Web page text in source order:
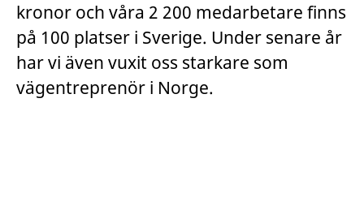
kronor och våra 2 200 medarbetare finns
på 100 platser i Sverige. Under senare år
har vi även vuxit oss starkare som
vägentreprenör i Norge.